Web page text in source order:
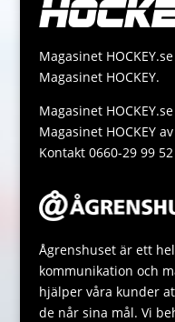
r
i
k
s
p
s
g
Magasinet
Magasinet HOCKEY.
Magasinet
Magasinet HOCKEY
Kontakt 0660-29 99
Ågrenshuset är ett
kommunikation och
hjälper våra kunder
de når sina mål. Vi